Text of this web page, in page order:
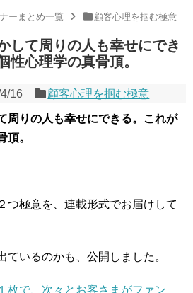
ーまとめ一覧 顧客心理を掴む極意
して周りの人も幸せにでき
性心理学の真骨頂。
16 顧客心理を掴む極意
周りの人も幸せにできる。これが
頂。
つ極意を、連載形式でお届けして
ているのかも、公開しました。
枚で、次々とお客さまがファン